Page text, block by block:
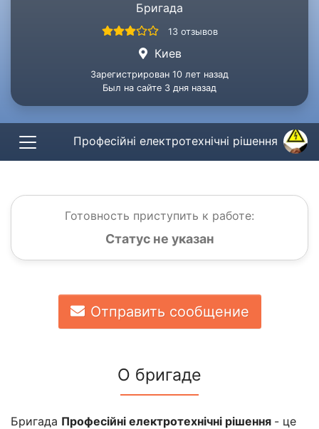
Бригада
13 отзывов
Киев
Зарегистрирован 10 лет назад
Был на сайте 3 дня назад
Професійні електротехнічні рішення
Готовность приступить к работе:
Статус не указан
Отправить сообщение
О бригаде
Бригада Професійні електротехнічні рішення - це